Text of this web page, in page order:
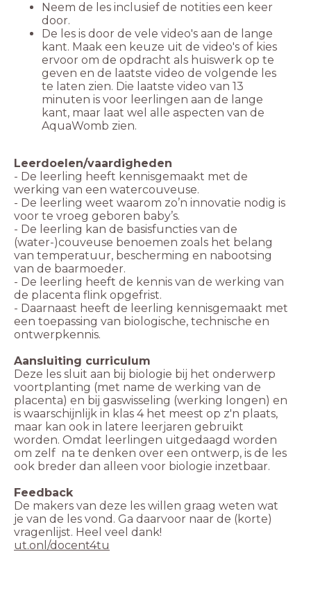
Neem de les inclusief de notities een keer
De les is door de vele video's aan de lange
kant. Maak een keuze uit de video's of kies
ervoor om de opdracht als huiswerk op te
geven en de laatste video de volgende les
te laten zien. Die laatste video van 13
minuten is voor leerlingen aan de lange
kant, maar laat wel alle aspecten van de
AquaWomb zien.
Leerdoelen/vaardigheden
- De leerling heeft kennisgemaakt met de
werking van een watercouveuse.
- De leerling weet waarom zo’n innovatie nodig is
- De leerling kan de basisfuncties van de
(water-)couveuse benoemen zoals het belang
van temperatuur, bescherming en nabootsing
- De leerling heeft de kennis van de werking van
de placenta flink opgefrist.
- Daarnaast heeft de leerling kennisgemaakt met
een toepassing van biologische, technische en
ontwerpkennis.
Deze les sluit aan bij biologie bij het onderwerp
voortplanting (met name de werking van de
placenta) en bij gaswisseling (werking longen) en
is waarschijnlijk in klas 4 het meest op z'n plaats,
maar kan ook in latere leerjaren gebruikt
worden. Omdat leerlingen uitgedaagd worden
om zelf na te denken over een ontwerp, is de les
ook breder dan alleen voor biologie inzetbaar.
De makers van deze les willen graag weten wat
je van de les vond. Ga daarvoor naar de (korte)
ut.onl/docent4tu